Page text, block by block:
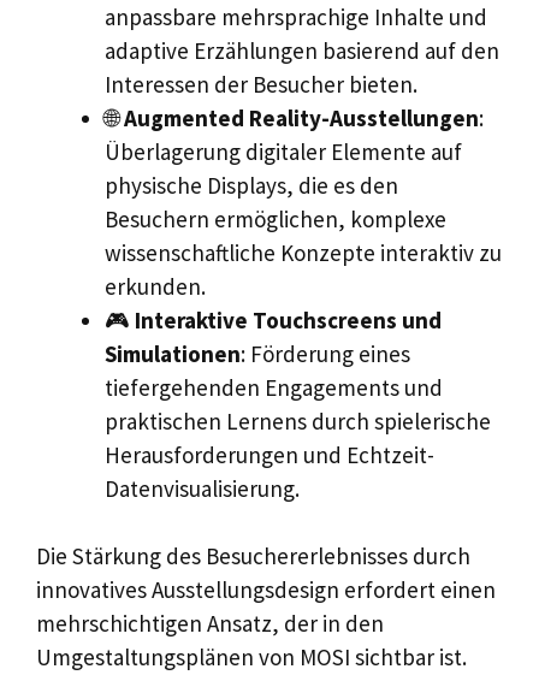
anpassbare mehrsprachige Inhalte und
adaptive Erzählungen basierend auf den
Interessen der Besucher bieten.
🌐Augmented Reality-Ausstellungen:
Überlagerung digitaler Elemente auf
physische Displays, die es den
Besuchern ermöglichen, komplexe
wissenschaftliche Konzepte interaktiv zu
erkunden.
🎮 Interaktive Touchscreens und
Simulationen: Förderung eines
tiefergehenden Engagements und
praktischen Lernens durch spielerische
Herausforderungen und Echtzeit-
Datenvisualisierung.
Die Stärkung des Besuchererlebnisses durch
innovatives Ausstellungsdesign erfordert einen
mehrschichtigen Ansatz, der in den
Umgestaltungsplänen von MOSI sichtbar ist.